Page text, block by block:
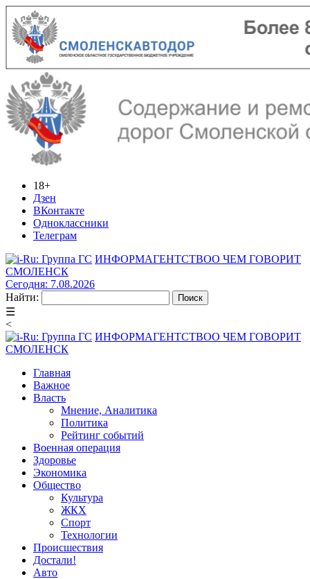
18+
Дзен
ВКонтакте
Одноклассники
Телеграм
ИНФОРМАГЕНТСТВОО ЧЕМ ГОВОРИТ
СМОЛЕНСК
Сегодня: 7.08.2026
Найти:
☰
<
ИНФОРМАГЕНТСТВОО ЧЕМ ГОВОРИТ
СМОЛЕНСК
Главная
Важное
Власть
Мнение, Аналитика
Политика
Рейтинг событий
Военная операция
Здоровье
Экономика
Общество
Культура
ЖКХ
Спорт
Технологии
Происшествия
Достали!
Авто